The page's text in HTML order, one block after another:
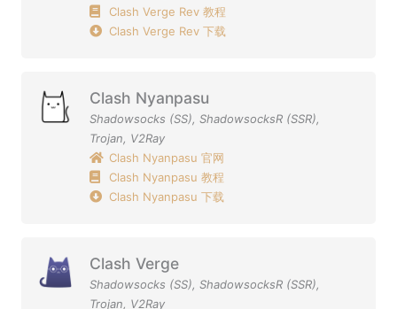
Clash Verge Rev 教程
Clash Verge Rev 下载
Clash Nyanpasu
Shadowsocks (SS), ShadowsocksR (SSR),
Trojan, V2Ray
Clash Nyanpasu 官网
Clash Nyanpasu 教程
Clash Nyanpasu 下载
Clash Verge
Shadowsocks (SS), ShadowsocksR (SSR),
Trojan, V2Ray